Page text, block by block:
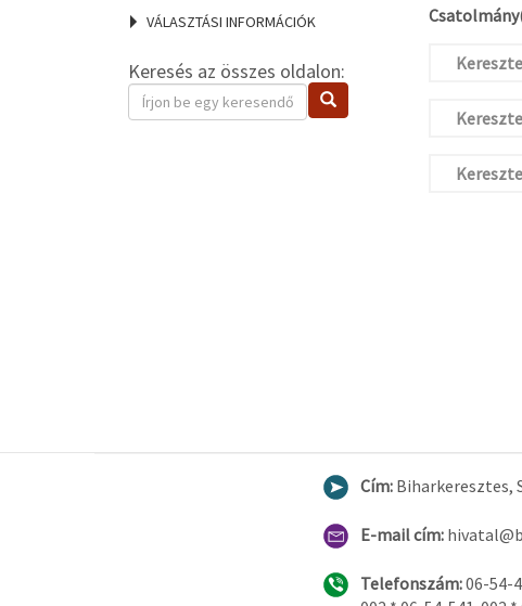
VÁLASZTÁSI INFORMÁCIÓK
Keresés az összes oldalon:
Keresendő
kifejezés
Keresés
Cím: Biharkeresztes,
E-mail cím:
Telefonszám:06-54-